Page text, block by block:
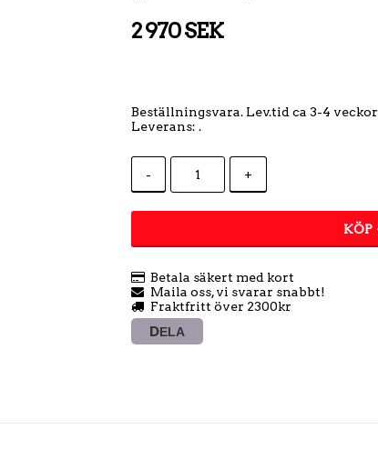
2 970 SEK
Beställningsvara. Lev.tid ca 3-4 veckor
Leverans:.
- +
KÖP
Betala säkert med kort
Maila oss, vi svarar snabbt!
Fraktfritt över 2300kr
DELA